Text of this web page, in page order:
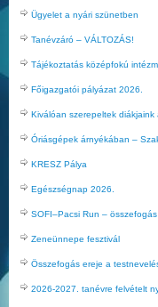
Ügyelet a nyári szünetben
Tanévzáró – VÁLTOZÁS!
Tájékoztatás középfokú
Főigazgatói pályázat 2026.
Kiválóan szerepeltek diákjaink
Óriásgépek árnyékában –
KRESZ Pálya
Egészségnap 2026.
SOFI–Pacsi Run –
Zeneünnepe fesztivál
Összefogás ereje a
2026-2027. tanévre felvételt